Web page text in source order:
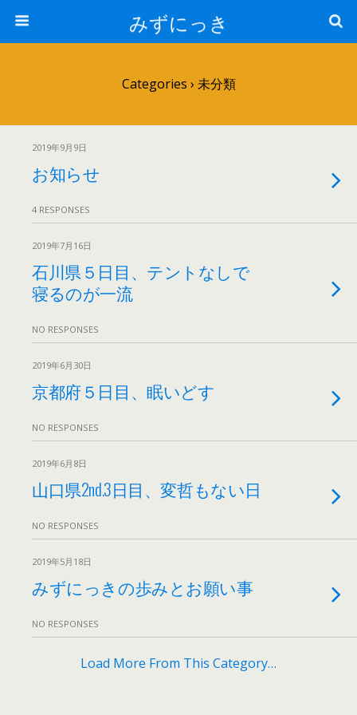
みずにっき
Categories › 未分類
2019年9月9日
お知らせ
4 RESPONSES
2019年7月16日
石川県５日目、テントなしで
寝るのが一流
NO RESPONSES
2019年6月30日
京都府５日目、眠いどす
NO RESPONSES
2019年6月8日
山口県2nd.3日目、変哲もない日
NO RESPONSES
2019年5月18日
みずにっきの歩みとお願い事
NO RESPONSES
Load More From This Category…